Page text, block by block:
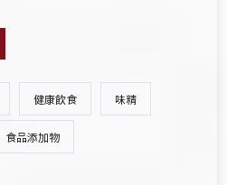
健康飲食 味精
食品添加物